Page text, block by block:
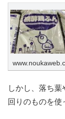
しかし、落ち葉
回りのものを使